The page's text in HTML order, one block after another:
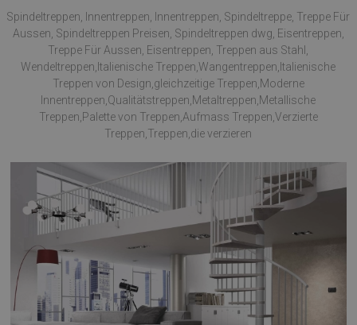
Spindeltreppen, Innentreppen, Innentreppen, Spindeltreppe, Treppe Für
Aussen, Spindeltreppen Preisen, Spindeltreppen dwg, Eisentreppen,
Treppe Für Aussen, Eisentreppen, Treppen aus Stahl,
Wendeltreppen,Italienische Treppen,Wangentreppen,Italienische
Treppen von Design,gleichzeitige Treppen,Moderne
Innentreppen,Qualitätstreppen,Metaltreppen,Metallische
Treppen,Palette von Treppen,Aufmass Treppen,Verzierte
Treppen,Treppen,die verzieren